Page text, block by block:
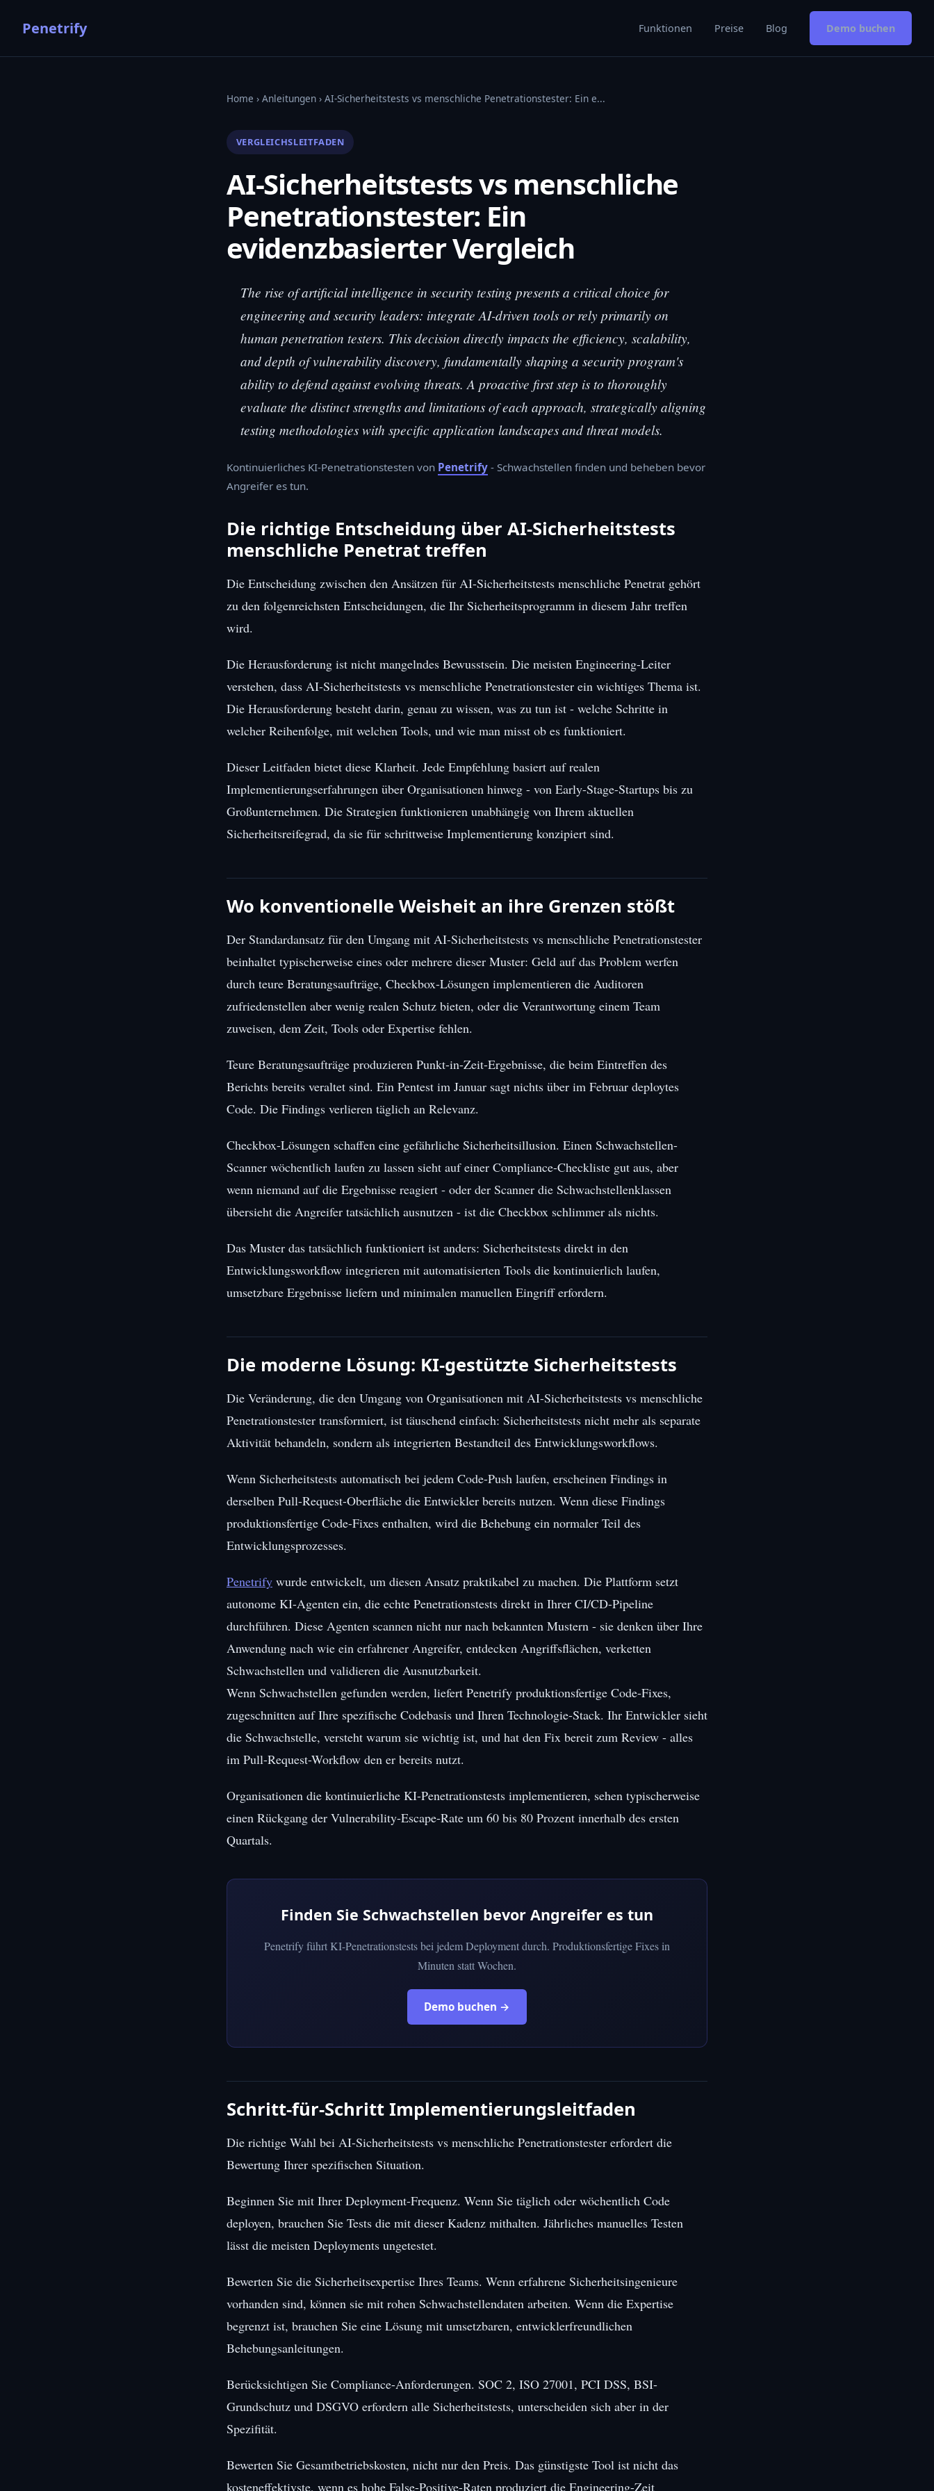
Penetrify Funktionen Preise Blog Demo buchen
Home › Anleitungen › AI-Sicherheitstests vs menschliche Penetrationstester: Ein e...
VERGLEICHSLEITFADEN
AI-Sicherheitstests vs menschliche
Penetrationstester: Ein
evidenzbasierter Vergleich
The rise of artificial intelligence in security testing presents a critical choice for
engineering and security leaders: integrate AI-driven tools or rely primarily on
human penetration testers. This decision directly impacts the efficiency, scalability,
and depth of vulnerability discovery, fundamentally shaping a security program's
ability to defend against evolving threats. A proactive first step is to thoroughly
evaluate the distinct strengths and limitations of each approach, strategically aligning
testing methodologies with specific application landscapes and threat models.
Kontinuierliches KI-Penetrationstesten von Penetrify - Schwachstellen finden und beheben bevor
Angreifer es tun.
Die richtige Entscheidung über AI-Sicherheitstests
menschliche Penetrat treffen
Die Entscheidung zwischen den Ansätzen für AI-Sicherheitstests menschliche Penetrat gehört
zu den folgenreichsten Entscheidungen, die Ihr Sicherheitsprogramm in diesem Jahr treffen
wird.
Die Herausforderung ist nicht mangelndes Bewusstsein. Die meisten Engineering-Leiter
verstehen, dass AI-Sicherheitstests vs menschliche Penetrationstester ein wichtiges Thema ist.
Die Herausforderung besteht darin, genau zu wissen, was zu tun ist - welche Schritte in
welcher Reihenfolge, mit welchen Tools, und wie man misst ob es funktioniert.
Dieser Leitfaden bietet diese Klarheit. Jede Empfehlung basiert auf realen
Implementierungserfahrungen über Organisationen hinweg - von Early-Stage-Startups bis zu
Großunternehmen. Die Strategien funktionieren unabhängig von Ihrem aktuellen
Sicherheitsreifegrad, da sie für schrittweise Implementierung konzipiert sind.
Wo konventionelle Weisheit an ihre Grenzen stößt
Der Standardansatz für den Umgang mit AI-Sicherheitstests vs menschliche Penetrationstester
beinhaltet typischerweise eines oder mehrere dieser Muster: Geld auf das Problem werfen
durch teure Beratungsaufträge, Checkbox-Lösungen implementieren die Auditoren
zufriedenstellen aber wenig realen Schutz bieten, oder die Verantwortung einem Team
zuweisen, dem Zeit, Tools oder Expertise fehlen.
Teure Beratungsaufträge produzieren Punkt-in-Zeit-Ergebnisse, die beim Eintreffen des
Berichts bereits veraltet sind. Ein Pentest im Januar sagt nichts über im Februar deploytes
Code. Die Findings verlieren täglich an Relevanz.
Checkbox-Lösungen schaffen eine gefährliche Sicherheitsillusion. Einen Schwachstellen-
Scanner wöchentlich laufen zu lassen sieht auf einer Compliance-Checkliste gut aus, aber
wenn niemand auf die Ergebnisse reagiert - oder der Scanner die Schwachstellenklassen
übersieht die Angreifer tatsächlich ausnutzen - ist die Checkbox schlimmer als nichts.
Das Muster das tatsächlich funktioniert ist anders: Sicherheitstests direkt in den
Entwicklungsworkflow integrieren mit automatisierten Tools die kontinuierlich laufen,
umsetzbare Ergebnisse liefern und minimalen manuellen Eingriff erfordern.
Die moderne Lösung: KI-gestützte Sicherheitstests
Die Veränderung, die den Umgang von Organisationen mit AI-Sicherheitstests vs menschliche
Penetrationstester transformiert, ist täuschend einfach: Sicherheitstests nicht mehr als separate
Aktivität behandeln, sondern als integrierten Bestandteil des Entwicklungsworkflows.
Wenn Sicherheitstests automatisch bei jedem Code-Push laufen, erscheinen Findings in
derselben Pull-Request-Oberfläche die Entwickler bereits nutzen. Wenn diese Findings
produktionsfertige Code-Fixes enthalten, wird die Behebung ein normaler Teil des
Entwicklungsprozesses.
Penetrify wurde entwickelt, um diesen Ansatz praktikabel zu machen. Die Plattform setzt
autonome KI-Agenten ein, die echte Penetrationstests direkt in Ihrer CI/CD-Pipeline
durchführen. Diese Agenten scannen nicht nur nach bekannten Mustern - sie denken über Ihre
Anwendung nach wie ein erfahrener Angreifer, entdecken Angriffsflächen, verketten
Schwachstellen und validieren die Ausnutzbarkeit.
Wenn Schwachstellen gefunden werden, liefert Penetrify produktionsfertige Code-Fixes,
zugeschnitten auf Ihre spezifische Codebasis und Ihren Technologie-Stack. Ihr Entwickler sieht
die Schwachstelle, versteht warum sie wichtig ist, und hat den Fix bereit zum Review - alles
im Pull-Request-Workflow den er bereits nutzt.
Organisationen die kontinuierliche KI-Penetrationstests implementieren, sehen typischerweise
einen Rückgang der Vulnerability-Escape-Rate um 60 bis 80 Prozent innerhalb des ersten
Quartals.
Finden Sie Schwachstellen bevor Angreifer es tun
Penetrify führt KI-Penetrationstests bei jedem Deployment durch. Produktionsfertige Fixes in
Minuten statt Wochen.
Demo buchen →
Schritt-für-Schritt Implementierungsleitfaden
Die richtige Wahl bei AI-Sicherheitstests vs menschliche Penetrationstester erfordert die
Bewertung Ihrer spezifischen Situation.
Beginnen Sie mit Ihrer Deployment-Frequenz. Wenn Sie täglich oder wöchentlich Code
deployen, brauchen Sie Tests die mit dieser Kadenz mithalten. Jährliches manuelles Testen
lässt die meisten Deployments ungetestet.
Bewerten Sie die Sicherheitsexpertise Ihres Teams. Wenn erfahrene Sicherheitsingenieure
vorhanden sind, können sie mit rohen Schwachstellendaten arbeiten. Wenn die Expertise
begrenzt ist, brauchen Sie eine Lösung mit umsetzbaren, entwicklerfreundlichen
Behebungsanleitungen.
Berücksichtigen Sie Compliance-Anforderungen. SOC 2, ISO 27001, PCI DSS, BSI-
Grundschutz und DSGVO erfordern alle Sicherheitstests, unterscheiden sich aber in der
Spezifität.
Bewerten Sie Gesamtbetriebskosten, nicht nur den Preis. Das günstigste Tool ist nicht das
kosteneffektivste, wenn es hohe False-Positive-Raten produziert die Engineering-Zeit